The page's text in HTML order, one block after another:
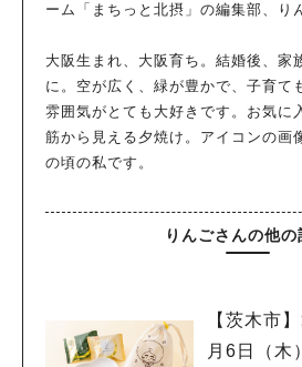
ーム「まちっと北摂」の編集部、り
大阪生まれ、大阪育ち。結婚後、家
に。空が広く、緑が豊かで、子育て
雰囲気がとても大好きです。お気に
筋から見える夕焼け。アイコンの画
の頃の私です。
りんごさんの他の
【茨木市
月6日（木